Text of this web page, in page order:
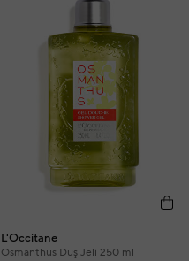
L'Occitane
Osmanthus Duş Jeli 250 ml